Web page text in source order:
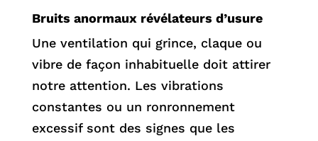
Bruits anormaux révélateurs d’usure
Une ventilation qui grince, claque ou
vibre de façon inhabituelle doit attirer
notre attention. Les vibrations
constantes ou un ronronnement
excessif sont des signes que les